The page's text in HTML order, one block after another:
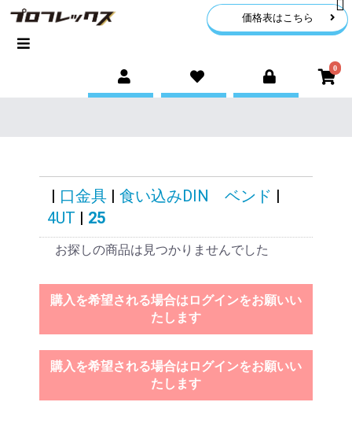
価格表はこちら
0
| 口金具 | 食い込みDIN ベンド |
4UT | 25
お探しの商品は見つかりませんでした
購入を希望される場合はログインをお願いい
たします
購入を希望される場合はログインをお願いい
たします